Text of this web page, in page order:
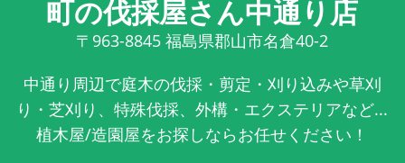
町の伐採屋さん中通り店
〒963-8845 福島県郡山市名倉40-2
中通り周辺で庭木の伐採・剪定・刈り込みや草刈
り・芝刈り、特殊伐採、外構・エクステリアなど...
植木屋/造園屋をお探しならお任せください！